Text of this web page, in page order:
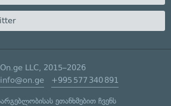
LLC, 2015–2026
info@on.ge +995 577 340 891
ეთანხმებით ჩვენს